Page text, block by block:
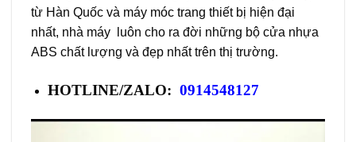
từ Hàn Quốc và máy móc trang thiết bị hiện đại
nhất, nhà máy luôn cho ra đời những bộ cửa nhựa
ABS chất lượng và đẹp nhất trên thị trường.
HOTLINE/ZALO: 0914548127